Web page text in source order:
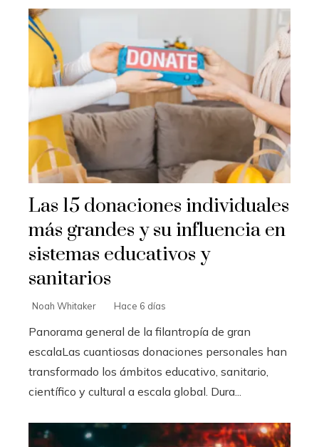
Las 15 donaciones individuales
más grandes y su influencia en
sistemas educativos y
sanitarios
Noah Whitaker Hace 6 días
Panorama general de la filantropía de gran
escalaLas cuantiosas donaciones personales han
transformado los ámbitos educativo, sanitario,
científico y cultural a escala global. Dura...